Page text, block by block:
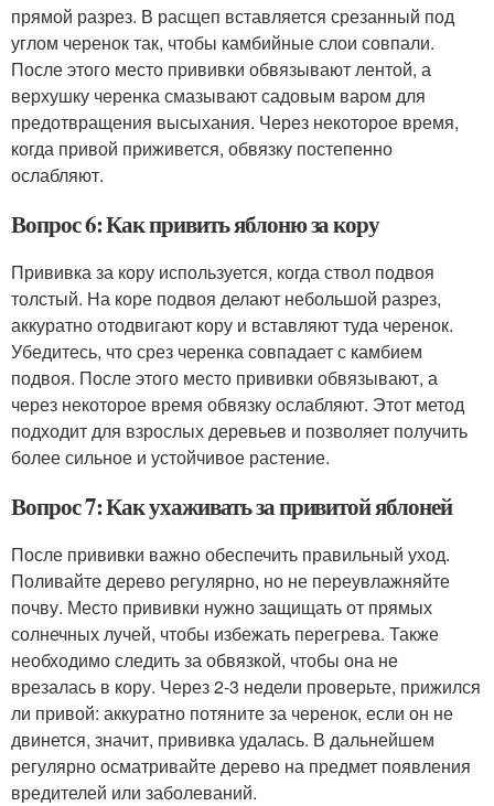
прямой разрез. В расщеп вставляется срезанный под
углом черенок так, чтобы камбийные слои совпали.
После этого место прививки обвязывают лентой, а
верхушку черенка смазывают садовым варом для
предотвращения высыхания. Через некоторое время,
когда привой приживется, обвязку постепенно
ослабляют.
Вопрос 6: Как привить яблоню за кору
Прививка за кору используется, когда ствол подвоя
толстый. На коре подвоя делают небольшой разрез,
аккуратно отодвигают кору и вставляют туда черенок.
Убедитесь, что срез черенка совпадает с камбием
подвоя. После этого место прививки обвязывают, а
через некоторое время обвязку ослабляют. Этот метод
подходит для взрослых деревьев и позволяет получить
более сильное и устойчивое растение.
Вопрос 7: Как ухаживать за привитой яблоней
После прививки важно обеспечить правильный уход.
Поливайте дерево регулярно, но не переувлажняйте
почву. Место прививки нужно защищать от прямых
солнечных лучей, чтобы избежать перегрева. Также
необходимо следить за обвязкой, чтобы она не
врезалась в кору. Через 2-3 недели проверьте, прижился
ли привой: аккуратно потяните за черенок, если он не
двинется, значит, прививка удалась. В дальнейшем
регулярно осматривайте дерево на предмет появления
вредителей или заболеваний.